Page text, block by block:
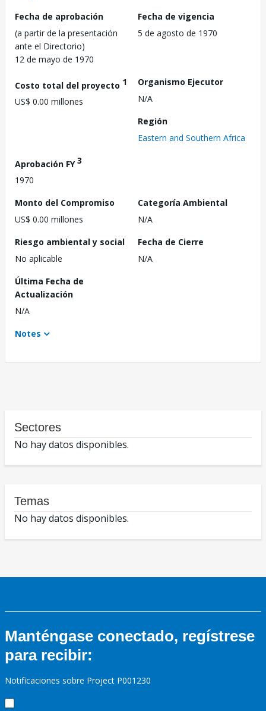
Fecha de aprobación
(a partir de la presentación
ante el Directorio)
12 de mayo de 1970
Fecha de vigencia
5 de agosto de 1970
Costo total del proyecto 1
US$ 0.00 millones
Organismo Ejecutor
N/A
Región
Eastern and Southern Africa
Aprobación FY3
1970
Monto del Compromiso
US$ 0.00 millones
Categoría Ambiental
N/A
Riesgo ambiental y social
No aplicable
Fecha de Cierre
N/A
Última Fecha de
Actualización
N/A
Notes
Sectores
No hay datos disponibles.
Temas
No hay datos disponibles.
Manténgase conectado, regístrese
para recibir:
Notificaciones sobre Project P001230